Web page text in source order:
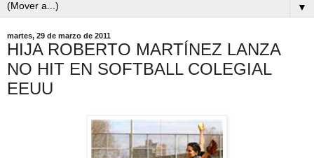
▼
martes, 29 de marzo de 2011
HIJA ROBERTO MARTÍNEZ LANZA
NO HIT EN SOFTBALL COLEGIAL
EEUU